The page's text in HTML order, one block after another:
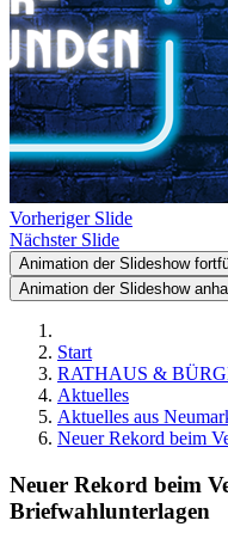
Vorheriger Slide
Nächster Slide
Animation der Slideshow
Animation der Slideshow
Start
RATHAUS &
Aktuelles
Aktuelles aus
Neuer Rekord beim
Neuer Rekord beim
Briefwahlunterlagen